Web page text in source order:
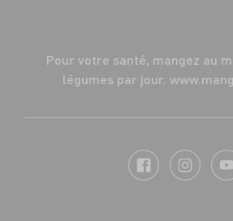
Pour votre santé, mangez au
légumes par jour.